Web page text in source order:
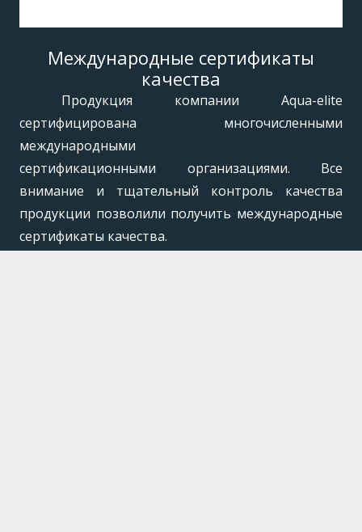
Международные сертификаты
качества
Продукция компании Aqua-elite
сертифицирована многочисленными
международными
сертификационными организациями. Все
внимание и тщательный контроль качества
продукции позволили получить международные
сертификаты качества.